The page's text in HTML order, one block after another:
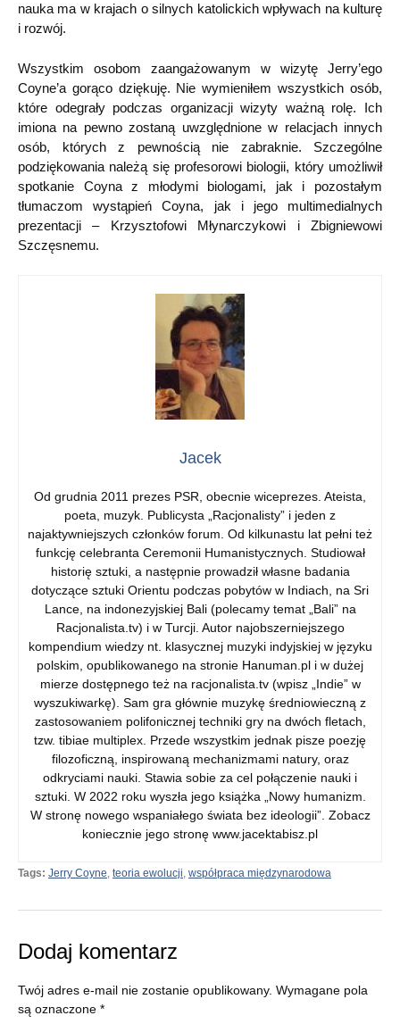
nauka ma w krajach o silnych katolickich wpływach na kulturę
i rozwój.
Wszystkim osobom zaangażowanym w wizytę Jerry’ego
Coyne’a gorąco dziękuję. Nie wymieniłem wszystkich osób,
które odegrały podczas organizacji wizyty ważną rolę. Ich
imiona na pewno zostaną uwzględnione w relacjach innych
osób, których z pewnością nie zabraknie. Szczególne
podziękowania należą się profesorowi biologii, który umożliwił
spotkanie Coyna z młodymi biologami, jak i pozostałym
tłumaczom wystąpień Coyna, jak i jego multimedialnych
prezentacji – Krzysztofowi Młynarczykowi i Zbigniewowi
Szczęsnemu.
Jacek
Od grudnia 2011 prezes PSR, obecnie wiceprezes. Ateista,
poeta, muzyk. Publicysta „Racjonalisty” i jeden z
najaktywniejszych członków forum. Od kilkunastu lat pełni też
funkcję celebranta Ceremonii Humanistycznych. Studiował
historię sztuki, a następnie prowadził własne badania
dotyczące sztuki Orientu podczas pobytów w Indiach, na Sri
Lance, na indonezyjskiej Bali (polecamy temat „Bali” na
Racjonalista.tv) i w Turcji. Autor najobszerniejszego
kompendium wiedzy nt. klasycznej muzyki indyjskiej w języku
polskim, opublikowanego na stronie Hanuman.pl i w dużej
mierze dostępnego też na racjonalista.tv (wpisz „Indie” w
wyszukiwarkę). Sam gra głównie muzykę średniowieczną z
zastosowaniem polifonicznej techniki gry na dwóch fletach,
tzw. tibiae multiplex. Przede wszystkim jednak pisze poezję
filozoficzną, inspirowaną mechanizmami natury, oraz
odkryciami nauki. Stawia sobie za cel połączenie nauki i
sztuki. W 2022 roku wyszła jego książka „Nowy humanizm.
W stronę nowego wspaniałego świata bez ideologii”. Zobacz
koniecznie jego stronę www.jacektabisz.pl
Tags: Jerry Coyne, teoria ewolucji, współpraca międzynarodowa
Dodaj komentarz
Twój adres e-mail nie zostanie opublikowany. Wymagane pola
są oznaczone *